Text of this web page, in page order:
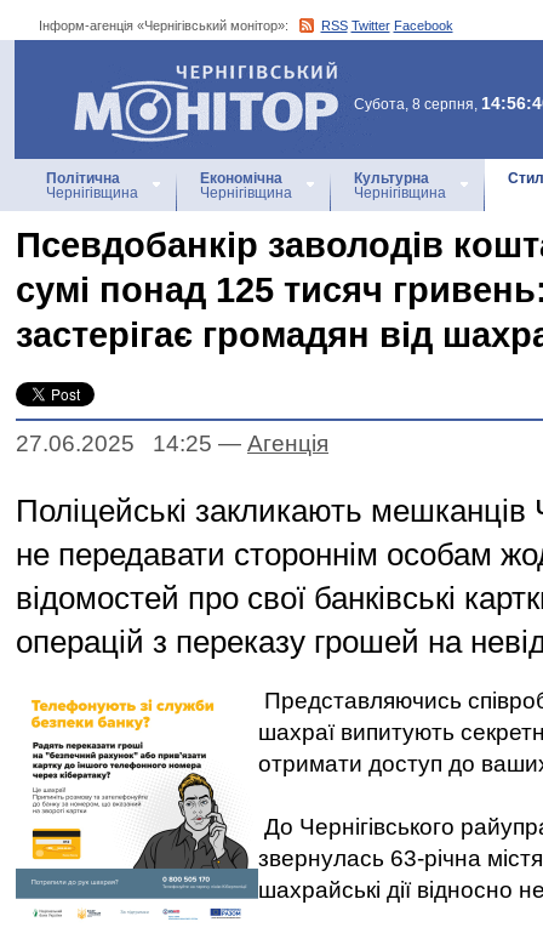
Інформ-агенція «Чернігівський монітор»: RSS Twitter Facebook
Інформ-агенція
«Чернігівський монітор»
Субота, 8 серпня,
Політична
Чернігівщина
Економічна
Чернігівщина
Культурна
Чернігівщина
Псевдобанкір заволодів
сумі понад 125 тисяч
застерігає громадян від
27.06.2025 14:25 — Агенцiя
Поліцейські закликають мешканців
не передавати стороннім особам
відомостей про свої банківські
операцій з переказу грошей на
Представляючись
шахраї випитують
отримати доступ до
До Чернігівського
звернулась 63-річна
шахрайські дії відносно